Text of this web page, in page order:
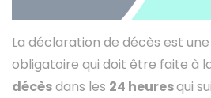
Instagram
La déclaration de décès est
obligatoire qui doit être faite à
décèsdans les 24 heuresqui